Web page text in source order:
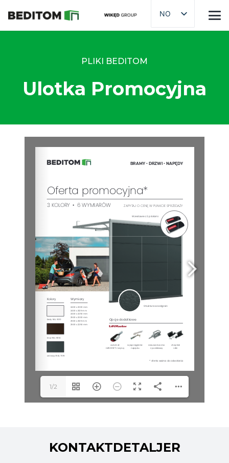
NO
PLIKI BEDITOM
Ulotka Promocyjna
1/2
KONTAKTDETALJER